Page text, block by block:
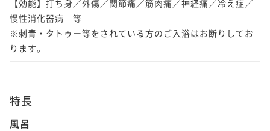
【効能】打ち身／外傷／関節痛／筋肉痛／神経痛／冷え症／
慢性消化器病　等
※刺青・タトゥー等をされている方のご入浴はお断りしてお
ります。
特長
風呂